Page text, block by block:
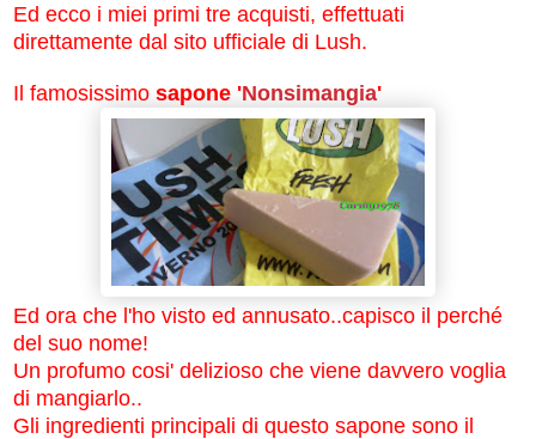
Ed ecco i miei primi tre acquisti, effettuati
direttamente dal sito ufficiale di Lush.
Il famosissimo sapone 'Nonsimangia'
Ed ora che l'ho visto ed annusato..capisco il perché
del suo nome!
Un profumo cosi' delizioso che viene davvero voglia
di mangiarlo..
Gli ingredienti principali di questo sapone sono il